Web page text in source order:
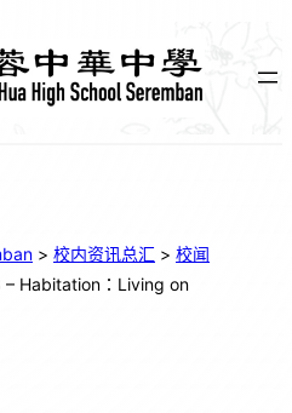
> 校内资讯总汇 > 校闻
Habitation：Living on